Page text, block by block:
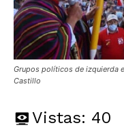
Grupos políticos de izquierda
Castillo
Vistas: 40